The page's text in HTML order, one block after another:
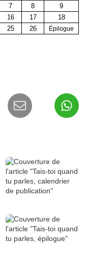
7 8
9
16 17
18
25 26 Épilogue